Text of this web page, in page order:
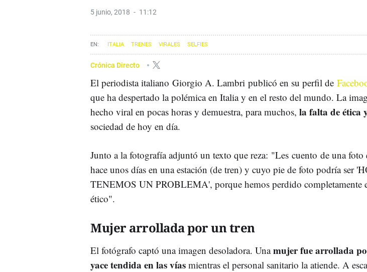
5 junio, 2018 11:12
ITALIA TRENES VIRALES SELFIES
Crónica Directo
El periodista italiano Giorgio A. Lambri publicó en su perfil de
que ha despertado la polémica en Italia y en el resto del mundo. La
hecho viral en pocas horas y demuestra, para muchos, la falta de ética
sociedad de hoy en día.
Junto a la fotografía adjuntó un texto que reza: "Les cuento de una foto
hace unos días en una estación (de tren) y cuyo pie de foto podría ser
TENEMOS UN PROBLEMA', porque hemos perdido completamente
ético".
Mujer arrollada por un tren
El fotógrafo captó una imagen desoladora. Unamujer fue arrollada
yace tendida en las vías mientras el personal sanitario la atiende. A